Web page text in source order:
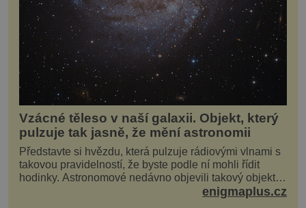
Vzácné těleso v naší galaxii. Objekt, který
pulzuje tak jasně, že mění astronomii
Představte si hvězdu, která pulzuje rádiovými vlnami s
takovou pravidelností, že byste podle ní mohli řídit
hodinky. Astronomové nedávno objevili takový objekt v
enigmaplus.cz